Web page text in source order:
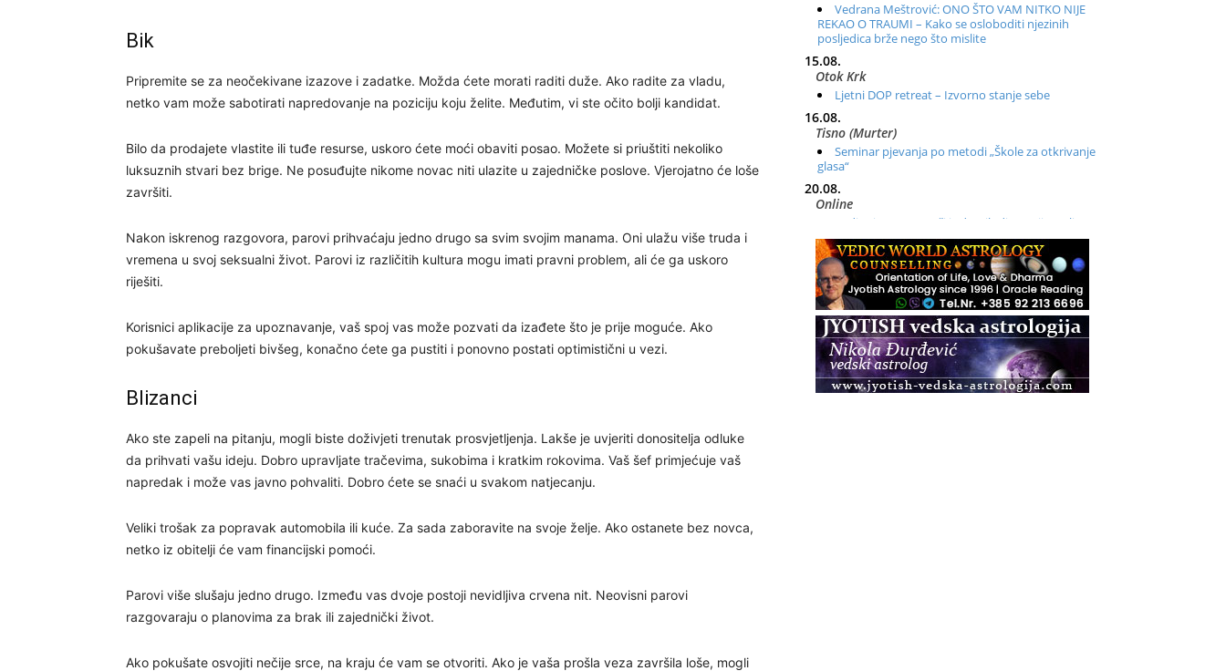
Bik
Pripremite se za neočekivane izazove i zadatke. Možda ćete morati raditi duže. Ako radite za vladu,
netko vam može sabotirati napredovanje na poziciju koju želite. Međutim, vi ste očito bolji kandidat.
Bilo da prodajete vlastite ili tuđe resurse, uskoro ćete moći obaviti posao. Možete si priuštiti nekoliko
luksuznih stvari bez brige. Ne posuđujte nikome novac niti ulazite u zajedničke poslove. Vjerojatno će loše
završiti.
Nakon iskrenog razgovora, parovi prihvaćaju jedno drugo sa svim svojim manama. Oni ulažu više truda i
vremena u svoj seksualni život. Parovi iz različitih kultura mogu imati pravni problem, ali će ga uskoro
riješiti.
Korisnici aplikacije za upoznavanje, vaš spoj vas može pozvati da izađete što je prije moguće. Ako
pokušavate preboljeti bivšeg, konačno ćete ga pustiti i ponovno postati optimistični u vezi.
Blizanci
Ako ste zapeli na pitanju, mogli biste doživjeti trenutak prosvjetljenja. Lakše je uvjeriti donositelja odluke
da prihvati vašu ideju. Dobro upravljate tračevima, sukobima i kratkim rokovima. Vaš šef primjećuje vaš
napredak i može vas javno pohvaliti. Dobro ćete se snaći u svakom natjecanju.
Veliki trošak za popravak automobila ili kuće. Za sada zaboravite na svoje želje. Ako ostanete bez novca,
netko iz obitelji će vam financijski pomoći.
Parovi više slušaju jedno drugo. Između vas dvoje postoji nevidljiva crvena nit. Neovisni parovi
razgovaraju o planovima za brak ili zajednički život.
Ako pokušate osvojiti nečije srce, na kraju će vam se otvoriti. Ako je vaša prošla veza završila loše, mogli
Vedrana Meštrović: ONO ŠTO VAM NITKO NIJE
REKAO O TRAUMI – Kako se osloboditi njezinih
posljedica brže nego što mislite
15.08.
Otok Krk
Ljetni DOP retreat – Izvorno stanje sebe
16.08.
Tisno (Murter)
Seminar pjevanja po metodi „Škole za otkrivanje
glasa“
20.08.
Online
Radionica: Pomagači iz drugih dimenzija Online –
otvoreno za sve
21.08.
Zagreb+Online
Osnovni ThetaHealing® tečaj, Zagreb i Online
22.08.
Pula
Access BARS®, otpusti stres
23.08.
Pula